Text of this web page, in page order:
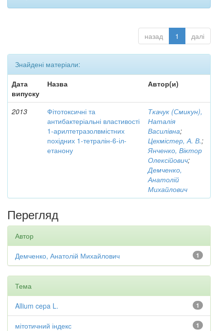
назад 1 далі
Знайдені матеріали:
Дата
випуску
Назва Автор(и)
2013
Фітотоксичні та
антибактеріальні властивості
1-арилтетразолвмістних
похідних 1-тетралін-6-іл-
етанону
Ткачук (Смикун),
Наталія
Василівна;
Цехмістер, А. В.;
Янченко, Віктор
Олексійович;
Демченко,
Анатолій
Михайлович
Перегляд
Автор
1
Демченко, Анатолій Михайлович
Тема
1
Allium cepa L.
1
мітотичний індекс